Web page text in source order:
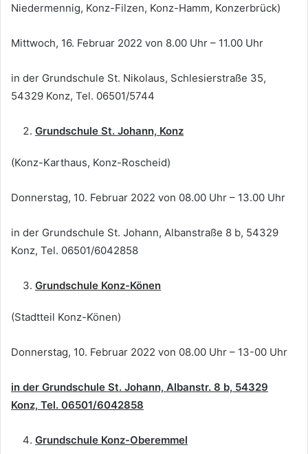
Niedermennig, Konz-Filzen, Konz-Hamm, Konzerbrück)
Mittwoch, 16. Februar 2022 von 8.00 Uhr – 11.00 Uhr
in der Grundschule St. Nikolaus, Schlesierstraße 35,
54329 Konz, Tel. 06501/5744
Grundschule St. Johann, Konz
(Konz-Karthaus, Konz-Roscheid)
Donnerstag, 10. Februar 2022 von 08.00 Uhr – 13.00 Uhr
in der Grundschule St. Johann, Albanstraße 8 b, 54329
Konz, Tel. 06501/6042858
Grundschule Konz-Könen
(Stadtteil Konz-Könen)
Donnerstag, 10. Februar 2022 von 08.00 Uhr – 13-00 Uhr
in der Grundschule St. Johann, Albanstr. 8 b, 54329
Konz, Tel. 06501/6042858
Grundschule Konz-Oberemmel